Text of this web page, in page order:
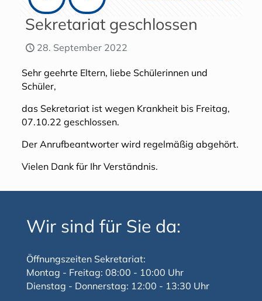
Sekretariat geschlossen
28. September 2022
Sehr geehrte Eltern, liebe Schülerinnen und
Schüler,
das Sekretariat ist wegen Krankheit bis Freitag,
07.10.22 geschlossen.
Der Anrufbeantworter wird regelmäßig abgehört.
Vielen Dank für Ihr Verständnis.
Wir sind für Sie da:
Öffnungszeiten Sekretariat:
Montag - Freitag: 08:00 - 10:00 Uhr
Dienstag - Donnerstag: 12:00 - 13:30 Uhr